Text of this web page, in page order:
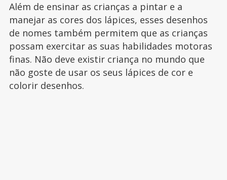
Além de ensinar as crianças a pintar e a
manejar as cores dos lápices, esses desenhos
de nomes também permitem que as crianças
possam exercitar as suas habilidades motoras
finas. Não deve existir criança no mundo que
não goste de usar os seus lápices de cor e
colorir desenhos.